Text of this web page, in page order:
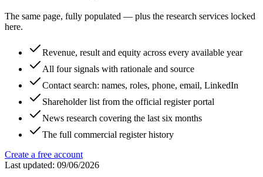
The same page, fully populated — plus the research services locked
here.
Revenue, result and equity across every available year
All four signals with rationale and source
Contact search: names, roles, phone, email, LinkedIn
Shareholder list from the official register portal
News research covering the last six months
The full commercial register history
Create a free account
Last updated: 09/06/2026